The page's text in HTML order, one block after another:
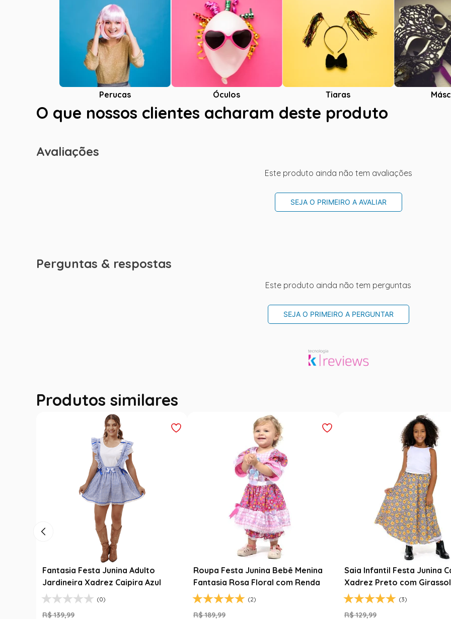
Perucas Óculos Tiaras
O que nossos clientes acharam deste produto
Avaliações
Este produto ainda não tem avaliações
SEJA O PRIMEIRO A AVALIAR
Perguntas & respostas
Este produto ainda não tem perguntas
SEJA O PRIMEIRO A PERGUNTAR
Produtos similares
Junina Adulto
Caipira Azul
Roupa Festa Junina Bebê Menina
Fantasia Rosa Floral com Renda
Saia Infantil Festa Junina Carimbó
Xadrez Preto com Girassol
Saia Festa
Noivinha